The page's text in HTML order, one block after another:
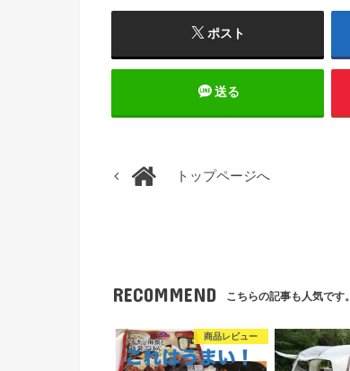
ポスト
送る
トップページへ
RECOMMEND こちらの記事も人気です。
商品レビュー